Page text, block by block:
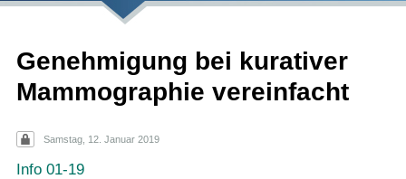
Genehmigung bei kurativer
Mammographie vereinfacht
Samstag, 12. Januar 2019
Info 01-19